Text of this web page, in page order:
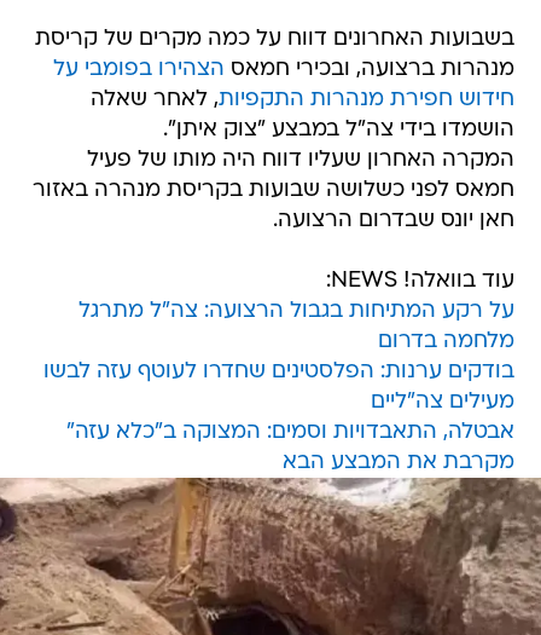
בשבועות האחרונים דווח על כמה מקרים של קריסת
מנהרות ברצועה, ובכירי חמאס הצהירו בפומבי על
חידוש חפירת מנהרות התקפיות, לאחר שאלה
הושמדו בידי צה"ל במבצע "צוק איתן".
המקרה האחרון שעליו דווח היה מותו של פעיל
חמאס לפני כשלושה שבועות בקריסת מנהרה באזור
חאן יונס שבדרום הרצועה.
עוד בוואלה! NEWS:
על רקע המתיחות בגבול הרצועה: צה"ל מתרגל
מלחמה בדרום
בודקים ערנות: הפלסטינים שחדרו לעוטף עזה לבשו
מעילים צה"ליים
אבטלה, התאבדויות וסמים: המצוקה ב"כלא עזה"
מקרבת את המבצע הבא